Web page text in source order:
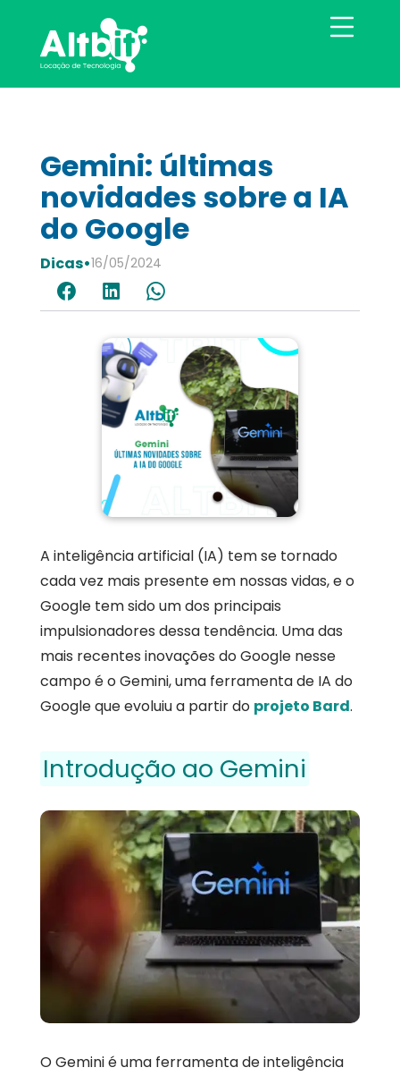
Gemini: últimas
novidades sobre a IA
do Google
Dicas•16/05/2024
A inteligência artificial (IA) tem se tornado
cada vez mais presente em nossas vidas, e o
Google tem sido um dos principais
impulsionadores dessa tendência. Uma das
mais recentes inovações do Google nesse
campo é o Gemini, uma ferramenta de IA do
Google que evoluiu a partir do projeto Bard.
Introdução ao Gemini
O Gemini é uma ferramenta de inteligência